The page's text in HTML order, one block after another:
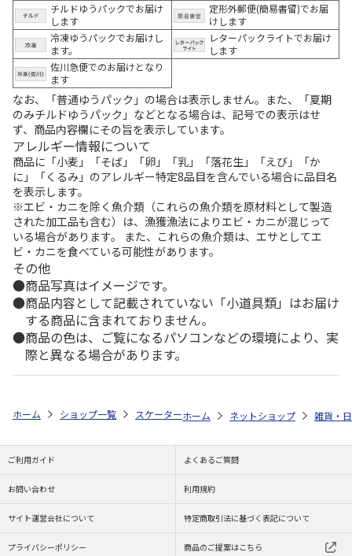
チルドゆうパックでお届け
します
定形外郵便(簡易書留)でお届
けします
冷凍ゆうパックでお届けし
ます。
レターパックライトでお届け
します
佐川急便でのお届けとなり
ます
なお、「普通ゆうパック」の場合は表示しません。また、「夏期
のみチルドゆうパック」などとなる場合は、記号での表示はせ
ず、商品内容欄にその旨を表示しています。
アレルギー情報について
商品に「小麦」「そば」「卵」「乳」「落花生」「えび」「か
に」「くるみ」のアレルギー特定8品目を含んでいる場合に品目名
を表示します。
※エビ・カニを除く魚介類（これらの魚介類を原材料として製造
された加工品も含む）は、漁獲漁法によりエビ・カニが混じって
いる場合があります。 また、これらの魚介類は、エサとしてエ
ビ・カニを食べている可能性があります。
その他
商品写真はイメージです。
商品内容として記載されていない「小道具類」はお届け
する商品に含まれておりません。
商品の色は、ご覧になるパソコンなどの環境により、実
際と異なる場合があります。
ホーム ショップ一覧 スケーター 歯ブラシ(園児用) やわらかめ
ホーム ネットショップ 雑貨・
ご利用ガイド よくあるご質問
お問い合わせ 利用規約
サイト運営会社について 特定商取引法に基づく表記について
プライバシーポリシー 商品のご提案はこちら